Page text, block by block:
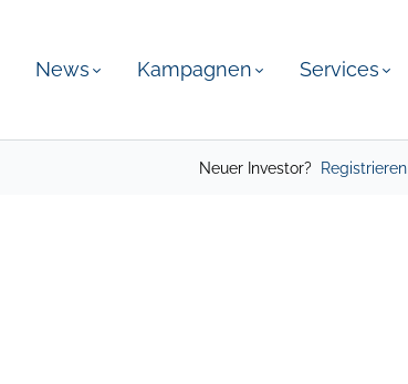
News Kampagnen Services
Neuer Investor? Registrieren